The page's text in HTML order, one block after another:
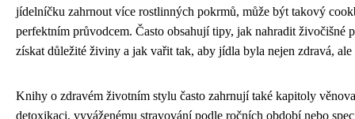
jídelníčku zahrnout více rostlinných pokrmů, může být takový
perfektním průvodcem. Často obsahují tipy, jak nahradit živočišné
získat důležité živiny a jak vařit tak, aby jídla byla nejen zdravá, ale
Knihy o zdravém životním stylu často zahrnují také kapitoly
detoxikaci, vyváženému stravování podle ročních období nebo